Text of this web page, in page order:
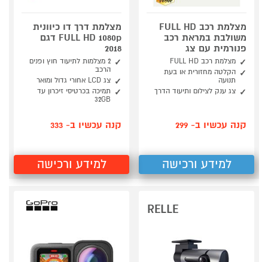
מצלמת רכב FULL HD
משולבת במראת רכב
פנורמית עם צג
מצלמת רכב FULL HD
הקלטה מחזורית או בעת
תנועה
צג ענק לצילום ותיעוד הדרך
קנה עכשיו ב- 299
למידע ורכישה
מצלמת דרך דו כיוונית
FULL HD 1080p דגם
2018
2 מצלמות לתיעוד חוץ ופנים
הרכב
צג LCD אחורי גדול ומואר
תמיכה בכרטיסי זיכרון עד
32GB
קנה עכשיו ב- 333
למידע ורכישה
RELLE